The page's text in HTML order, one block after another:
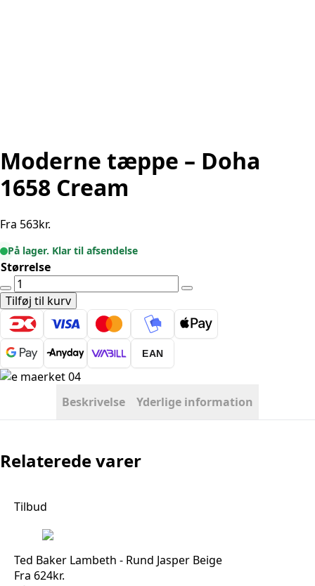
Moderne tæppe – Doha
1658 Cream
Fra 563kr.
På lager. Klar til afsendelse
Størrelse
Moderne
tæppe
-
Doha
1658
Cream
antal
Tilføj til kurv
EAN
Beskrivelse Yderlige information
Relaterede varer
Tilbud
Ted Baker Lambeth - Rund Jasper Beige
Fra 624kr.